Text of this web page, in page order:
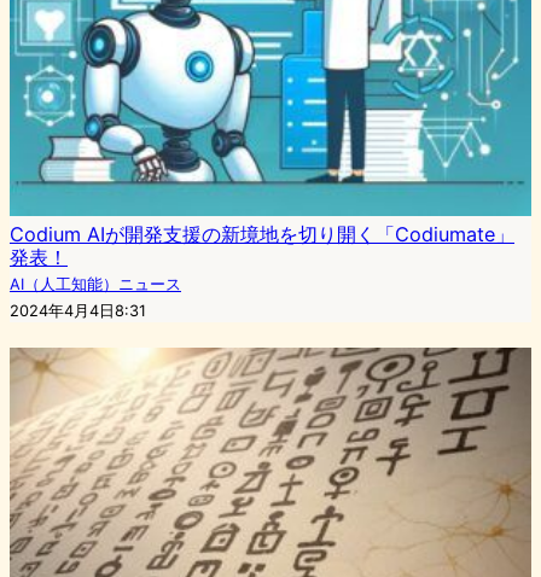
Codium AIが開発支援の新境地を切り開く「Codiumate」
発表！
AI（人工知能）ニュース
2024年4月4日8:31